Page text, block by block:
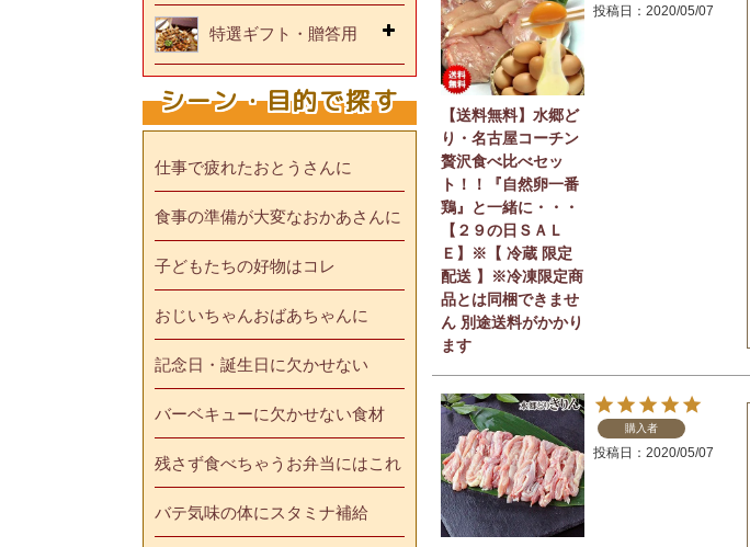
特選ギフト・贈答用
シーン・目的で探す
仕事で疲れたおとうさんに
食事の準備が大変なおかあさんに
子どもたちの好物はコレ
おじいちゃんおばあちゃんに
記念日・誕生日に欠かせない
バーベキューに欠かせない食材
残さず食べちゃうお弁当にはこれ
バテ気味の体にスタミナ補給
【送料無料】水郷ど
り・名古屋コーチン
贅沢食べ比べセッ
ト！！『自然卵一番
鶏』と一緒に・・・
【２９の日ＳＡＬ
Ｅ】※【 冷蔵 限定
配送 】※冷凍限定商
品とは同梱できませ
ん 別途送料がかかり
ます
投稿日 2020/05/07
購入者
投稿日 2020/05/07